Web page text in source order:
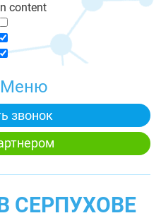
content
Меню
звонок
СЕРПУХОВЕ